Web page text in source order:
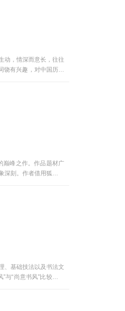
为中的人做理性的思
被改变的”。你将培养
价值表达；消费行为
12周，学习和考试全
师批改后反馈成绩。
教学使用。这部分资
念和生活方式第9周：
20%，所有作业的平
动，情深而意长，往往
饶有兴趣，对中国历史
巅峰之作。作品题材广
刻。作者借用狐鬼仙
、基础技法以及书法文
“尚意书风”比较研究
以一件作品和一篇欣